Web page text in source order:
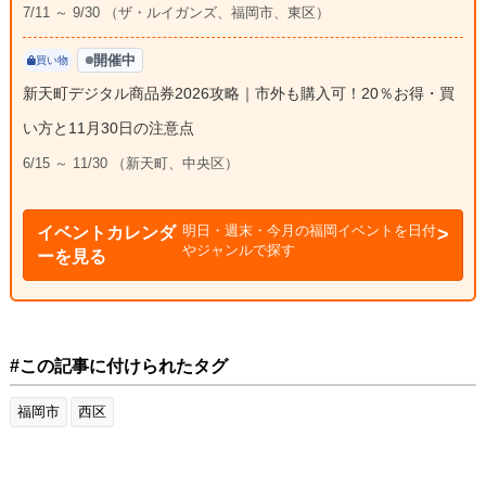
7/11 ～ 9/30 （ザ・ルイガンズ、福岡市、東区）
買い物 開催中
新天町デジタル商品券2026攻略｜市外も購入可！20％お得・買
い方と11月30日の注意点
6/15 ～ 11/30 （新天町、中央区）
イベントカレンダ
ーを見る
明日・週末・今月の福岡イベントを日付
やジャンルで探す
#この記事に付けられたタグ
福岡市 西区